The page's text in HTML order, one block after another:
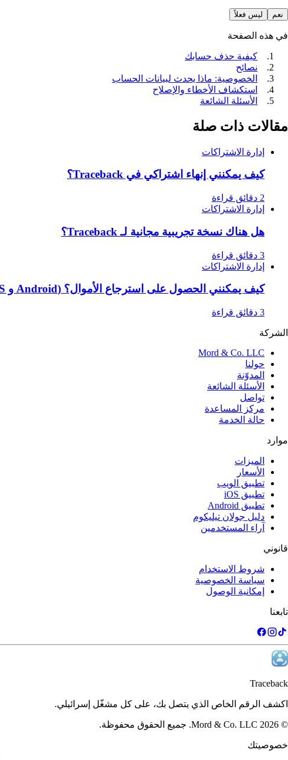
نعم ليس فعلاً
في هذه الصفحة
كيفية حذف حسابك
نصائح
الخصوصية: ماذا يحدث لبيانات الحساب
استكشاف الأخطاء والإصلاح
الأسئلة الشائعة
مقالات ذات صلة
إدارة الاشتراكات
كيف يمكنني إنهاء اشتراكي في Traceback؟
2 دقائق قراءة
إدارة الاشتراكات
هل هناك نسخة تجريبية مجانية لـ Traceback؟
3 دقائق قراءة
إدارة الاشتراكات
كيف يمكنني الحصول على استرجاع الأموال؟ (Android و iOS)
3 دقائق قراءة
الشركة
Mord & Co. LLC
حولنا
المدوّنة
الأسئلة الشائعة
تواصل
مركز المساعدة
حالة الخدمة
موارد
الميزات
الأسعار
تطبيق الويب
تطبيق iOS
تطبيق Android
دليل جولان تيليكوم
آراء المستخدمين
قانوني
شروط الاستخدام
سياسة الخصوصية
إمكانية الوصول
تابعنا
Traceback
اكشف الرقم الخاص الذي يتصل بك، على كل مشغّل إسرائيلي.
©
2026
Mord & Co. LLC
. جميع الحقوق محفوظة.
خصوصيتك